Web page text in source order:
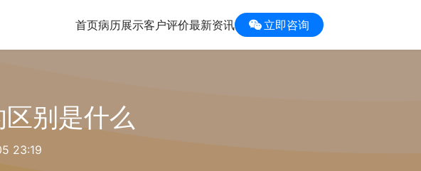
首页病历展示客户评价最新资讯 立即咨询
别是什么
23:19